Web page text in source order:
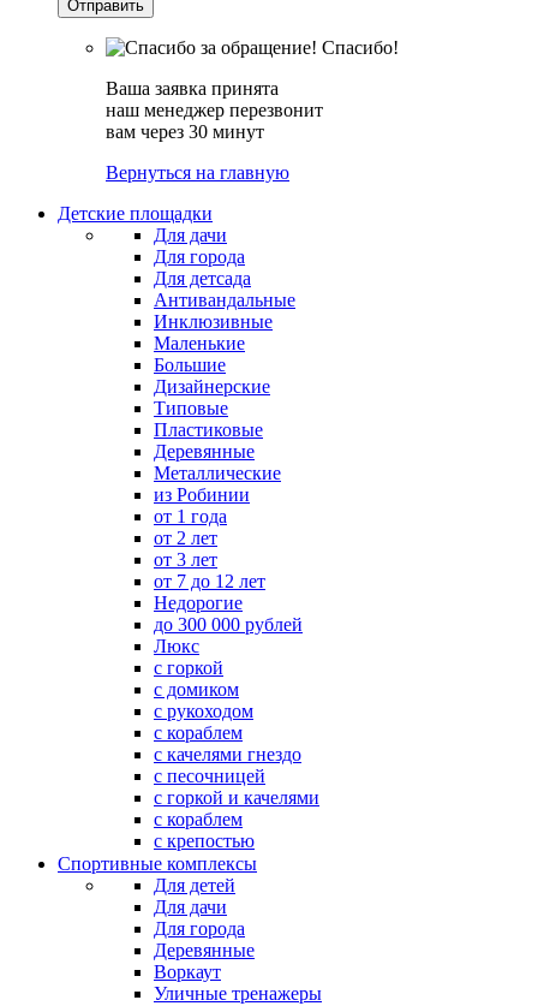
Спасибо!
Ваша заявка принята
наш менеджер перезвонит
вам через 30 минут
Вернуться на главную
Детские площадки
Для дачи
Для города
Для детсада
Антивандальные
Инклюзивные
Маленькие
Большие
Дизайнерские
Типовые
Пластиковые
Деревянные
Металлические
из Робинии
от 1 года
от 2 лет
от 3 лет
от 7 до 12 лет
Недорогие
до 300 000 рублей
Люкс
с горкой
с домиком
с рукоходом
с кораблем
с качелями гнездо
с песочницей
с горкой и качелями
с кораблем
с крепостью
Спортивные комплексы
Для детей
Для дачи
Для города
Деревянные
Воркаут
Уличные тренажеры